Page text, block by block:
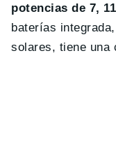
potencias de 7,
baterías
solares, tiene una